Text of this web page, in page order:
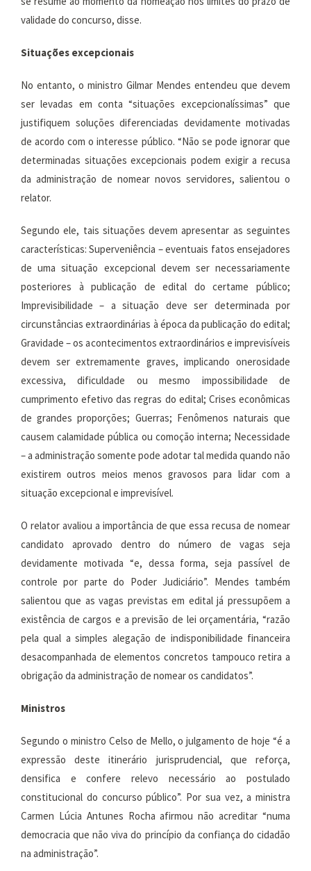
validade do concurso, disse.
Situações excepcionais
No entanto, o ministro Gilmar Mendes entendeu que devem
ser levadas em conta “situações excepcionalíssimas” que
justifiquem soluções diferenciadas devidamente motivadas
de acordo com o interesse público. “Não se pode ignorar que
determinadas situações excepcionais podem exigir a recusa
da administração de nomear novos servidores, salientou o
relator.
Segundo ele, tais situações devem apresentar as seguintes
características: Superveniência – eventuais fatos ensejadores
de uma situação excepcional devem ser necessariamente
posteriores à publicação de edital do certame público;
Imprevisibilidade – a situação deve ser determinada por
circunstâncias extraordinárias à época da publicação do edital;
Gravidade – os acontecimentos extraordinários e imprevisíveis
devem ser extremamente graves, implicando onerosidade
excessiva, dificuldade ou mesmo impossibilidade de
cumprimento efetivo das regras do edital; Crises econômicas
de grandes proporções; Guerras; Fenômenos naturais que
causem calamidade pública ou comoção interna; Necessidade
– a administração somente pode adotar tal medida quando não
existirem outros meios menos gravosos para lidar com a
situação excepcional e imprevisível.
O relator avaliou a importância de que essa recusa de nomear
candidato aprovado dentro do número de vagas seja
devidamente motivada “e, dessa forma, seja passível de
controle por parte do Poder Judiciário”. Mendes também
salientou que as vagas previstas em edital já pressupõem a
existência de cargos e a previsão de lei orçamentária, “razão
pela qual a simples alegação de indisponibilidade financeira
desacompanhada de elementos concretos tampouco retira a
obrigação da administração de nomear os candidatos”.
Ministros
Segundo o ministro Celso de Mello, o julgamento de hoje “é a
expressão deste itinerário jurisprudencial, que reforça,
densifica e confere relevo necessário ao postulado
constitucional do concurso público”. Por sua vez, a ministra
Carmen Lúcia Antunes Rocha afirmou não acreditar “numa
democracia que não viva do princípio da confiança do cidadão
na administração”.